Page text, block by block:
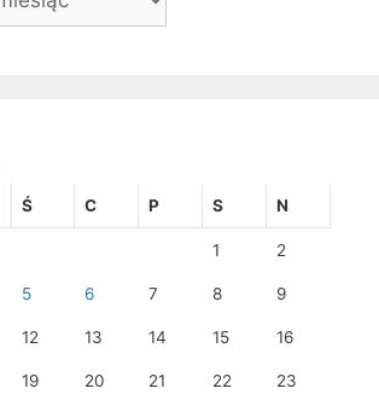
Ś C P S N
1 2
5 6 7 8 9
12 13 14 15 16
19 20 21 22 23